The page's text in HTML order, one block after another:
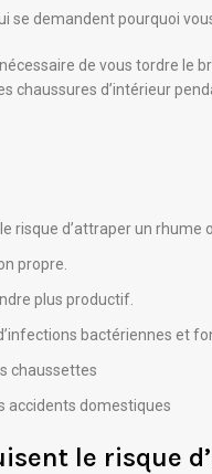
se demandent pourquoi
nécessaire de vous tordre
chaussures d’intérieur
risque d’attraper un rhume
propre.
plus productif.
bactériennes et
chaussettes
accidents domestiques
le risque